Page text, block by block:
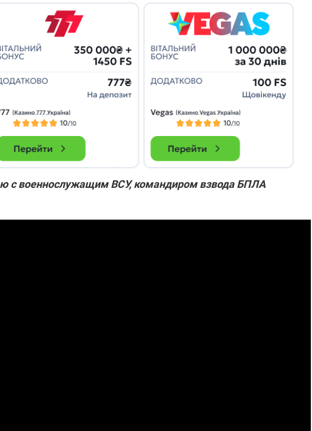
с военнослужащим ВСУ, командиром взвода БПЛА